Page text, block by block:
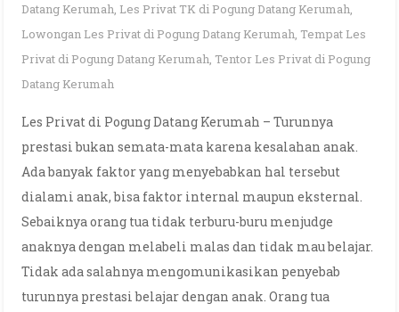
Datang Kerumah, Les Privat TK di Pogung Datang Kerumah,
Lowongan Les Privat di Pogung Datang Kerumah, Tempat Les
Privat di Pogung Datang Kerumah, Tentor Les Privat di Pogung
Datang Kerumah
Les Privat di Pogung Datang Kerumah – Turunnya
prestasi bukan semata-mata karena kesalahan anak.
Ada banyak faktor yang menyebabkan hal tersebut
dialami anak, bisa faktor internal maupun eksternal.
Sebaiknya orang tua tidak terburu-buru menjudge
anaknya dengan melabeli malas dan tidak mau belajar.
Tidak ada salahnya mengomunikasikan penyebab
turunnya prestasi belajar dengan anak. Orang tua